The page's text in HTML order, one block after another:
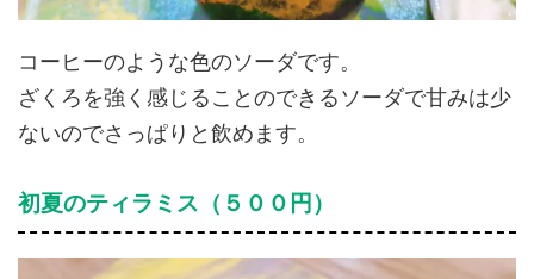
コーヒーのような色のソーダです。
ざくろを強く感じることのできるソーダで甘みは少
ないのでさっぱりと飲めます。
初夏のティラミス（５００円）